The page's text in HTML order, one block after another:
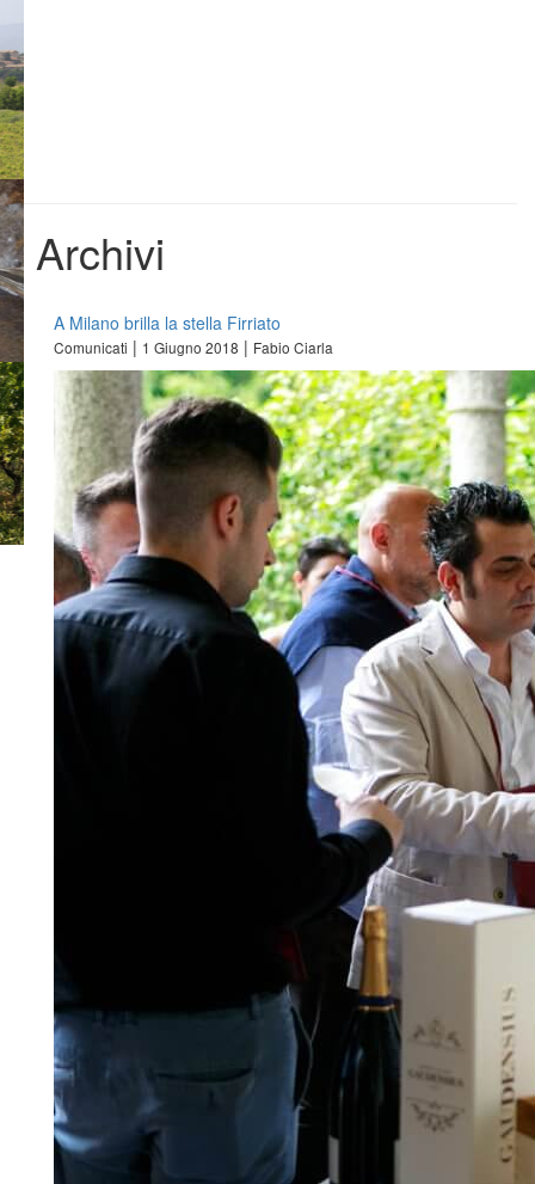
Archivi
A Milano brilla la stella Firriato
Comunicati | 1 Giugno 2018 | Fabio Ciarla